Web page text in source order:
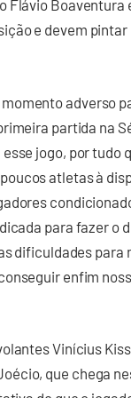
Flávio
e devem
adverso
partida na
jogo, por tudo
atletas à
para fazer o
dificuldades para
enfim
Vinícius
que chega